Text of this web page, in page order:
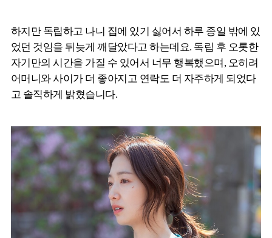
하지만 독립하고 나니 집에 있기 싫어서 하루 종일 밖에 있
었던 것임을 뒤늦게 깨달았다고 하는데요. 독립 후 오롯한
자기만의 시간을 가질 수 있어서 너무 행복했으며, 오히려
어머니와 사이가 더 좋아지고 연락도 더 자주하게 되었다
고 솔직하게 밝혔습니다.